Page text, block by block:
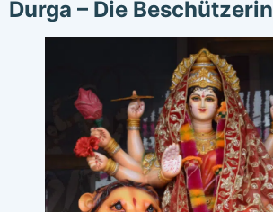
Durga – Die Beschützerin